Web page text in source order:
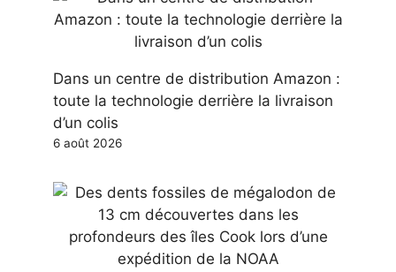
Dans un centre de distribution Amazon :
toute la technologie derrière la livraison
d’un colis
6 août 2026